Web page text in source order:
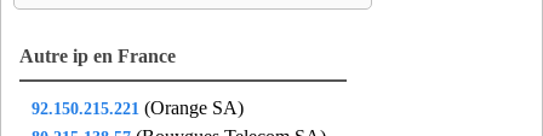
Autre ip en France
92.150.215.221 (Orange SA)